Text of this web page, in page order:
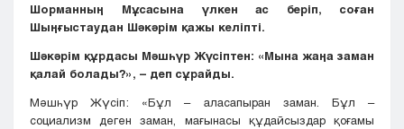
Шорманның Мұсасына үлкен ас беріп, соған
Шыңғыстаудан Шәкәрім қажы келіпті.
Шәкәрім құрдасы Мәшһүр Жүсіптен: «Мына жаңа заман
қалай болады?», – деп сұрайды.
Мәшһүр Жүсіп: «Бұл – аласапыран заман. Бұл –
социализм деген заман, мағынасы құдайсыздар қоғамы